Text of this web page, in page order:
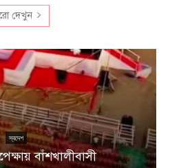
দেখুন
স্বদেশ
বাঁশখালীবাসী